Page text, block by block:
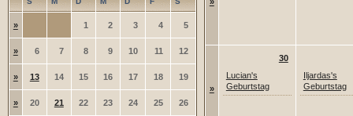
» 1 2 3 4 5
» 6 7 8 9 10 11 12
» 13 14 15 16 17 18 19
» 20 21 22 23 24 25 26
»
30
Lucian's
Geburtstag
Iljardas's
Geburtstag